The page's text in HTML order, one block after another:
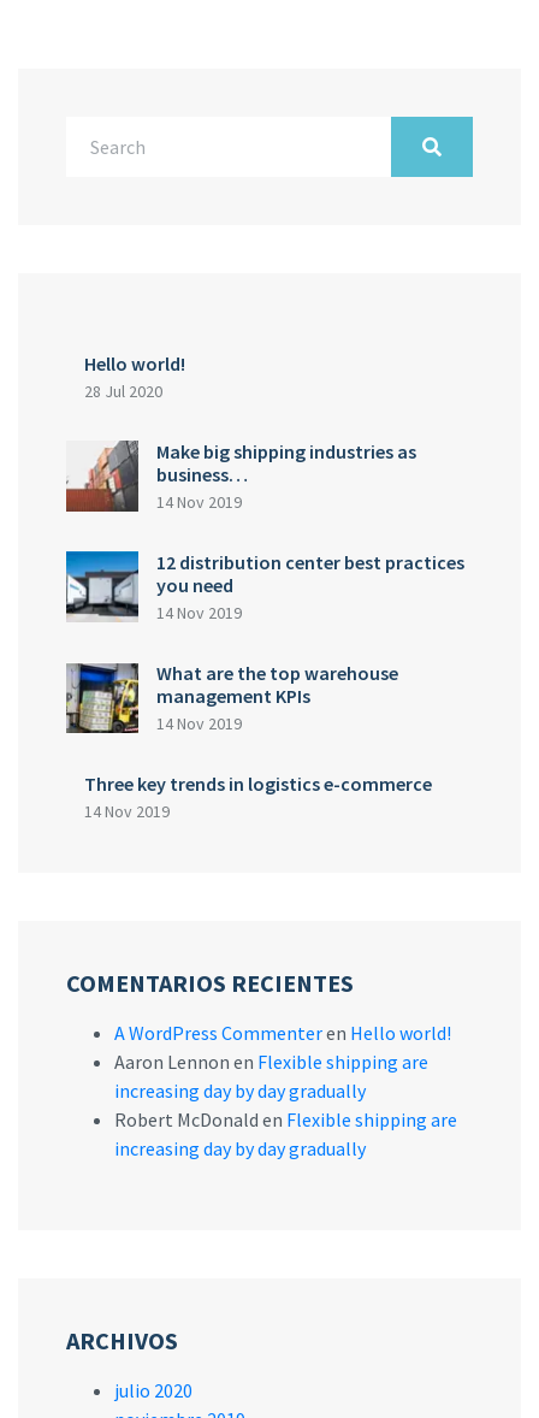
Hello world!
28 Jul 2020
Make big shipping industries as
business…
14 Nov 2019
12 distribution center best practices
you need
14 Nov 2019
What are the top warehouse
management KPIs
14 Nov 2019
Three key trends in logistics e-commerce
14 Nov 2019
COMENTARIOS RECIENTES
A WordPress Commenteren Hello world!
Aaron Lennon en Flexible shipping are
increasing day by day gradually
Robert McDonald en Flexible shipping are
increasing day by day gradually
ARCHIVOS
julio 2020